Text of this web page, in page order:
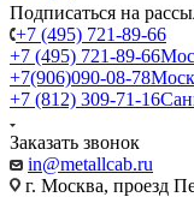
Подписаться на
+7 (495) 721-89-66
+7 (495) 721-89-66
+7(906)090-08-78
+7 (812) 309-71-16
Заказать звонок
in@metallcab.ru
г. Москва, проезд